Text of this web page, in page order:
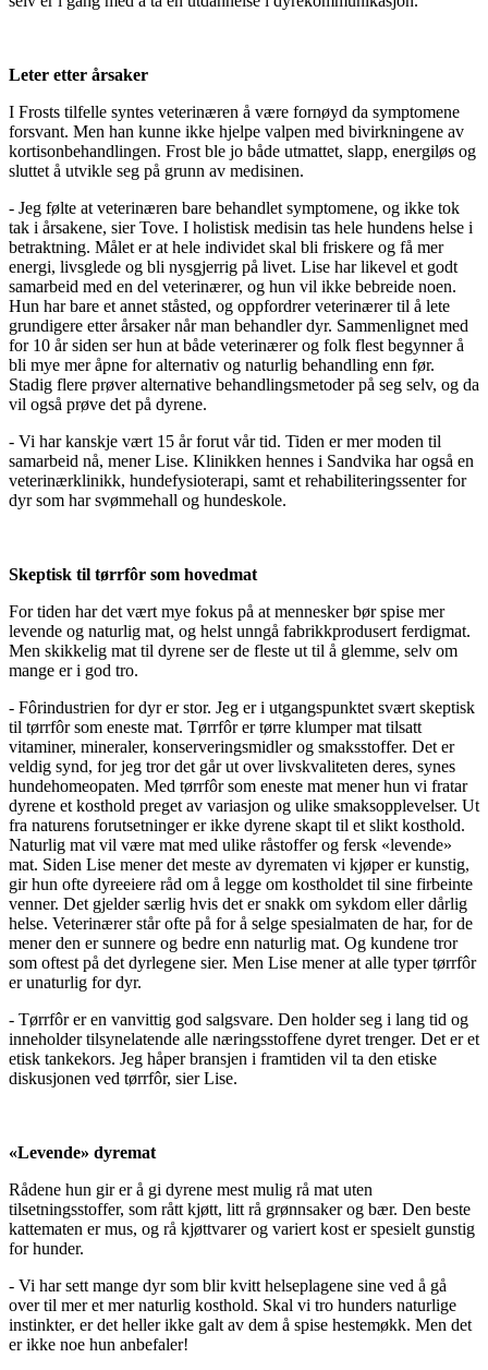
Leter etter årsaker
I Frosts tilfelle syntes veterinæren å være fornøyd da symptomene
forsvant. Men han kunne ikke hjelpe valpen med bivirkningene av
kortisonbehandlingen. Frost ble jo både utmattet, slapp, energiløs og
sluttet å utvikle seg på grunn av medisinen.
- Jeg følte at veterinæren bare behandlet symptomene, og ikke tok
tak i årsakene, sier Tove. I holistisk medisin tas hele hundens helse i
betraktning. Målet er at hele individet skal bli friskere og få mer
energi, livsglede og bli nysgjerrig på livet. Lise har likevel et godt
samarbeid med en del veterinærer, og hun vil ikke bebreide noen.
Hun har bare et annet ståsted, og oppfordrer veterinærer til å lete
grundigere etter årsaker når man behandler dyr. Sammenlignet med
for 10 år siden ser hun at både veterinærer og folk flest begynner å
bli mye mer åpne for alternativ og naturlig behandling enn før.
Stadig flere prøver alternative behandlingsmetoder på seg selv, og da
vil også prøve det på dyrene.
- Vi har kanskje vært 15 år forut vår tid. Tiden er mer moden til
samarbeid nå, mener Lise. Klinikken hennes i Sandvika har også en
veterinærklinikk, hundefysioterapi, samt et rehabiliteringssenter for
dyr som har svømmehall og hundeskole.
Skeptisk til tørrfôr som hovedmat
For tiden har det vært mye fokus på at mennesker bør spise mer
levende og naturlig mat, og helst unngå fabrikkprodusert ferdigmat.
Men skikkelig mat til dyrene ser de fleste ut til å glemme, selv om
mange er i god tro.
- Fôrindustrien for dyr er stor. Jeg er i utgangspunktet svært skeptisk
til tørrfôr som eneste mat. Tørrfôr er tørre klumper mat tilsatt
vitaminer, mineraler, konserveringsmidler og smaksstoffer. Det er
veldig synd, for jeg tror det går ut over livskvaliteten deres, synes
hundehomeopaten. Med tørrfôr som eneste mat mener hun vi fratar
dyrene et kosthold preget av variasjon og ulike smaksopplevelser. Ut
fra naturens forutsetninger er ikke dyrene skapt til et slikt kosthold.
Naturlig mat vil være mat med ulike råstoffer og fersk «levende»
mat. Siden Lise mener det meste av dyrematen vi kjøper er kunstig,
gir hun ofte dyreeiere råd om å legge om kostholdet til sine firbeinte
venner. Det gjelder særlig hvis det er snakk om sykdom eller dårlig
helse. Veterinærer står ofte på for å selge spesialmaten de har, for de
mener den er sunnere og bedre enn naturlig mat. Og kundene tror
som oftest på det dyrlegene sier. Men Lise mener at alle typer tørrfôr
er unaturlig for dyr.
- Tørrfôr er en vanvittig god salgsvare. Den holder seg i lang tid og
inneholder tilsynelatende alle næringsstoffene dyret trenger. Det er et
etisk tankekors. Jeg håper bransjen i framtiden vil ta den etiske
diskusjonen ved tørrfôr, sier Lise.
«Levende» dyremat
Rådene hun gir er å gi dyrene mest mulig rå mat uten
tilsetningsstoffer, som rått kjøtt, litt rå grønnsaker og bær. Den beste
kattematen er mus, og rå kjøttvarer og variert kost er spesielt gunstig
for hunder.
- Vi har sett mange dyr som blir kvitt helseplagene sine ved å gå
over til mer et mer naturlig kosthold. Skal vi tro hunders naturlige
instinkter, er det heller ikke galt av dem å spise hestemøkk. Men det
er ikke noe hun anbefaler!